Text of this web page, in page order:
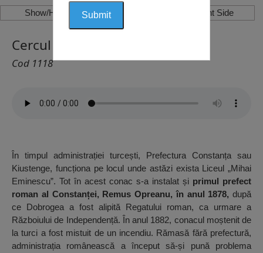
Show/Hide Left Side Show/Hide Right Side
Cercul Militar, Constanța
Cod 1118
În timpul administrației turcești, Prefectura Constanța sau
Kiustenge, funcționa pe locul unde astăzi exista Liceul „Mihai
Eminescu”. Tot în acest conac s-a instalat și primul prefect
roman al Constanței, Remus Opreanu, în anul 1878, după
ce Dobrogea a fost alipită Regatului roman, ca urmare a
Războiului de Independență. În anul 1882, conacul moștenit de
la turci a fost mistuit de un incendiu. Rămasă fără prefectură,
administrația românească a început să-și pună problema